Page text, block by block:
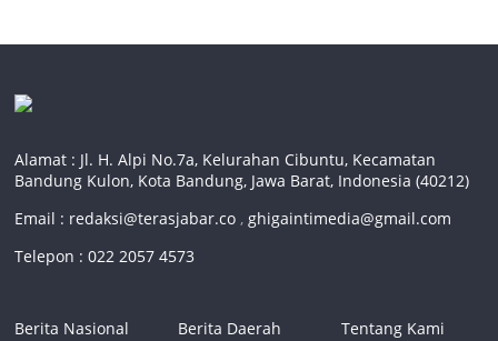
Alamat : Jl. H. Alpi No.7a, Kelurahan Cibuntu, Kecamatan
Bandung Kulon, Kota Bandung, Jawa Barat, Indonesia (40212)
Email : redaksi@terasjabar.co ,ghigaintimedia@gmail.com
Telepon : 022 2057 4573
Berita Nasional
Berita Daerah
Tentang Kami